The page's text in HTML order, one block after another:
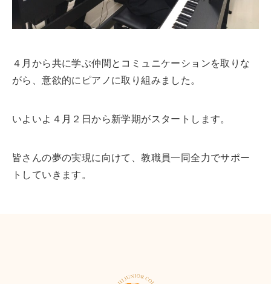
４月から共に学ぶ仲間とコミュニケーションを取りな
がら、意欲的にピアノに取り組みました。
いよいよ４月２日から新学期がスタートします。
皆さんの夢の実現に向けて、教職員一同全力でサポー
トしていきます。